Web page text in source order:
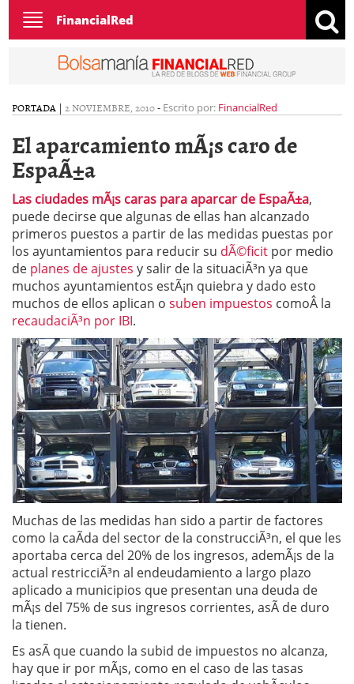
Toggle
navigation
FinancialRed
PORTADA | 2 NOVIEMBRE, 2010- Escrito por: FinancialRed
El aparcamiento mÃ¡s caro de
EspaÃ±a
Las ciudades mÃ¡s caras para aparcar de EspaÃ±a,
puede decirse que algunas de ellas han alcanzado
primeros puestos a partir de las medidas puestas por
los ayuntamientos para reducir su dÃ©ficit por medio
de planes de ajustes y salir de la situaciÃ³n ya que
muchos ayuntamientos estÃ¡n quiebra y dado esto
muchos de ellos aplican o suben impuestos comoÂ la
recaudaciÃ³n por IBI.
Muchas de las medidas han sido a partir de factores
como la caÃ­da del sector de la construcciÃ³n, el que les
aportaba cerca del 20% de los ingresos, ademÃ¡s de la
actual restricciÃ³n al endeudamiento a largo plazo
aplicado a municipios que presentan una deuda de
mÃ¡s del 75% de sus ingresos corrientes, asÃ­ de duro
la tienen.
Es asÃ­ que cuando la subid de impuestos no alcanza,
hay que ir por mÃ¡s, como en el caso de las tasas